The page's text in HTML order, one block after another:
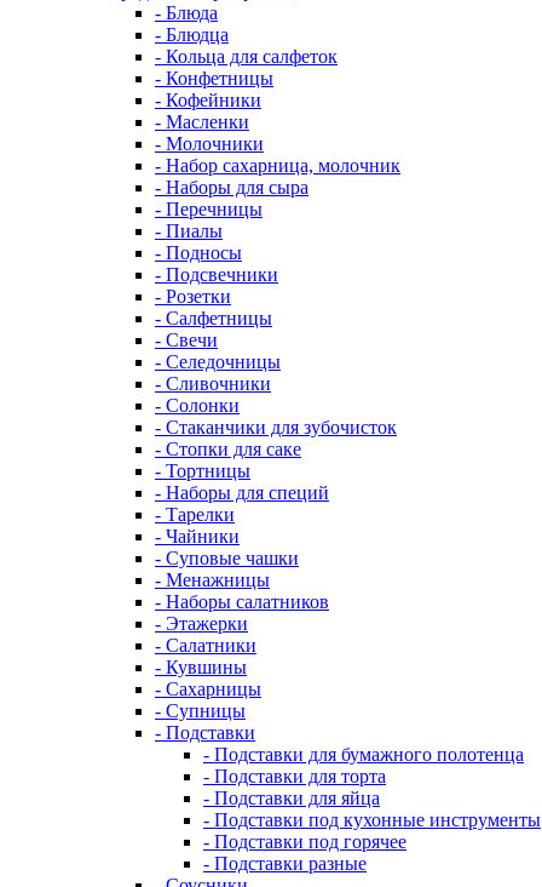
- Блюда
- Блюдца
- Кольца для салфеток
- Конфетницы
- Кофейники
- Масленки
- Молочники
- Набор сахарница, молочник
- Наборы для сыра
- Перечницы
- Пиалы
- Подносы
- Подсвечники
- Розетки
- Салфетницы
- Свечи
- Селедочницы
- Сливочники
- Солонки
- Стаканчики для зубочисток
- Стопки для саке
- Тортницы
- Наборы для специй
- Тарелки
- Чайники
- Суповые чашки
- Менажницы
- Наборы салатников
- Этажерки
- Салатники
- Кувшины
- Сахарницы
- Супницы
- Подставки
- Подставки для бумажного полотенца
- Подставки для торта
- Подставки для яйца
- Подставки под кухонные инструменты
- Подставки под горячее
- Подставки разные